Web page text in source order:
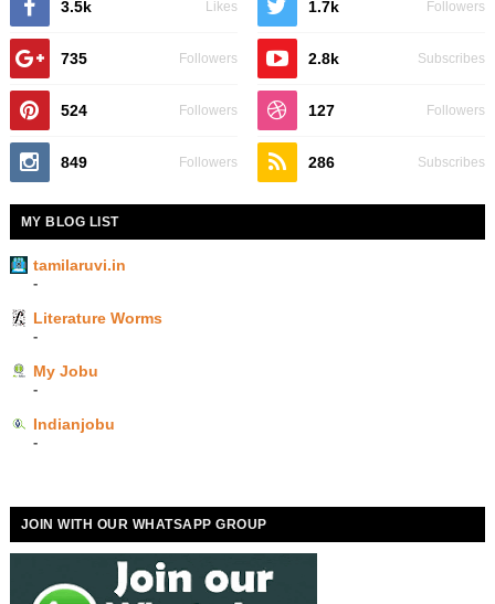
3.5k Likes 1.7k Followers
735 Followers 2.8k Subscribes
524 Followers 127 Followers
849 Followers 286 Subscribes
MY BLOG LIST
tamilaruvi.in
-
Literature Worms
-
My Jobu
-
Indianjobu
-
JOIN WITH OUR WHATSAPP GROUP